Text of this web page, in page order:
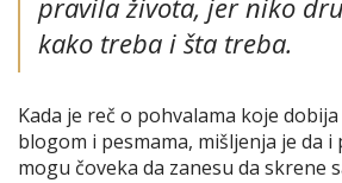
kako treba i šta treba.
Kada je reč o pohvalama koje
blogom i pesmama, mišljenja je da i
mogu čoveka da zanesu da skrene